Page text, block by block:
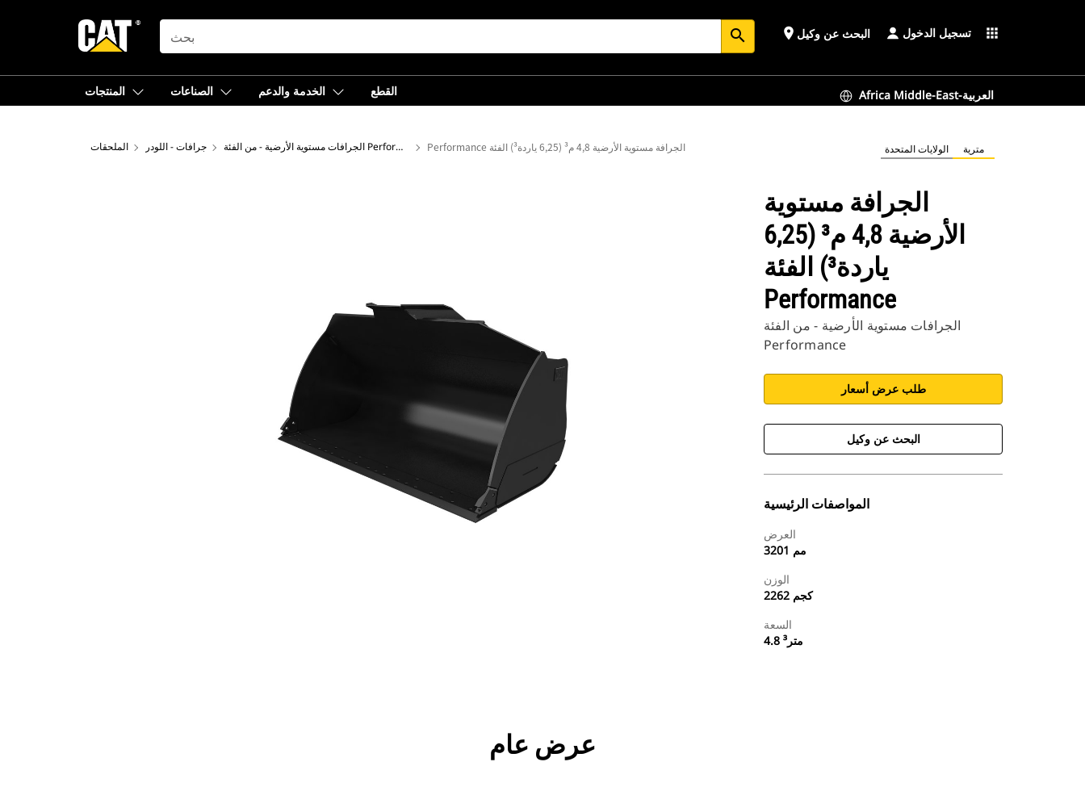
SEARCH search place البحث عن وكيل تسجيل الدخول apps
المنتجات الصناعات الخدمة والدعم القطع Africa Middle-East-العربية
الملحقات جرافات - اللودر الجرافات مستوية الأرضية - من الفئة Performance ‏‫الجرافة مستوية الأرضية 4,8 م³ (6,25 ياردة³) الفئة Performance الولايات المتحدة مترية
‏‫الجرافة مستوية
الأرضية 4,8 م³ (6,25
ياردة³) الفئة
Performance
الجرافات مستوية الأرضية - من الفئة
Performance
طلب عرض أسعار
البحث عن وكيل
المواصفات الرئيسية
العرض
3201 مم
الوزن
2262 كجم
السعة
4.8 متر³
الأدوات
عرض عام